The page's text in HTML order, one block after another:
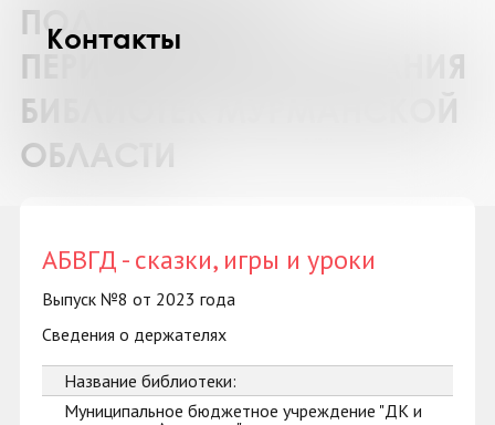
Контакты
ПОДПИСКИ НА
ПЕРИОДИЧЕСКИЕ ИЗДАНИЯ
БИБЛИОТЕК МУРМАНСКОЙ
ОБЛАСТИ
АБВГД - сказки, игры и уроки
Выпуск №8 от 2023 года
Сведения о держателях
Название библиотеки:
Муниципальное бюджетное учреждение "ДК и